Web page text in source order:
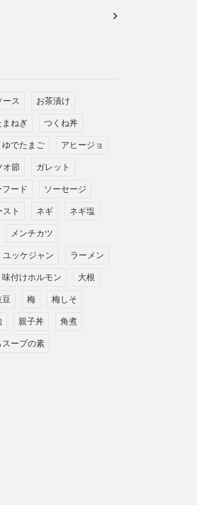
ース お茶漬け
まねぎ つくね丼
ゆでたまご アヒージョ
オ節 ガレット
フード ソーセージ
スト ネギ ネギ塩
メンチカツ
ユッケジャン ラーメン
味付けホルモン 大根
豆 梅 梅しそ
親子丼 角煮
スープの素